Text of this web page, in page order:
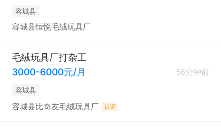
容城县
容城县恒悦毛绒玩具厂
毛绒玩具厂打杂工
3000-6000元/月
56分钟前
容城县
容城县比奇友毛绒玩具厂 认证